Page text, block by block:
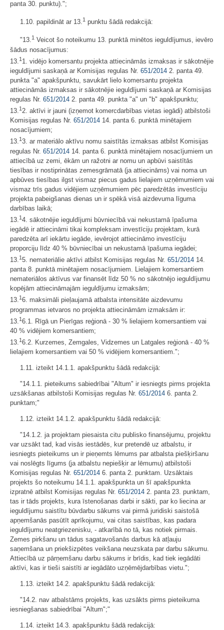
panta 30. punktu).";
1.10. papildināt ar 13.1 punktu šādā redakcijā:
"13.1 Veicot šo noteikumu 13. punktā minētos ieguldījumus, ievēro
šādus nosacījumus:
13. 1 1. vidējo komersantu projekta attiecināmās izmaksas ir sākotnējie
ieguldījumi saskaņā ar Komisijas regulas Nr. 651/2014 2. panta 49.
punkta "a" apakšpunktu, savukārt lielo komersantu projekta
attiecināmās izmaksas ir sākotnējie ieguldījumi saskaņā ar Komisijas
regulas Nr. 651/2014 2. panta 49. punkta "a" un "b" apakšpunktu;
13.12. aktīvi ir jauni (izņemot komercdarbības vietas iegādi) atbilstoši
Komisijas regulas Nr. 651/2014 14. panta 6. punktā minētajiem
nosacījumiem;
13.1 3. ar materiālo aktīvu nomu saistītās izmaksas atbilst Komisijas
regulas Nr. 651/2014 14. panta 6. punktā minētajiem nosacījumiem un
attiecībā uz zemi, ēkām un ražotni ar nomu un apbūvi saistītās
tiesības ir nostiprinātas zemesgrāmatā (ja attiecināms) vai noma un
apbūves tiesības ilgst vismaz piecus gadus lielajiem uzņēmumiem vai
vismaz trīs gadus vidējiem uzņēmumiem pēc paredzētās investīciju
projekta pabeigšanas dienas un ir spēkā visā aizdevuma līguma
darbības laikā;
13. 14. sākotnējie ieguldījumi būvniecībā vai nekustamā īpašuma
iegādē ir attiecināmi tikai kompleksam investīciju projektam, kurā
paredzēta arī iekārtu iegāde, ievērojot attiecināmo investīciju
proporciju līdz 40 % būvniecībai un nekustamā īpašuma iegādei;
13.15. nemateriālie aktīvi atbilst Komisijas regulas Nr. 651/2014 14.
panta 8. punktā minētajiem nosacījumiem. Lielajiem komersantiem
nemateriālos aktīvus var finansēt līdz 50 % no sākotnējo ieguldījumu
kopējām attiecināmajām ieguldījumu izmaksām;
13.1 6. maksimāli pieļaujamā atbalsta intensitāte aizdevumu
programmas ietvaros no projekta attiecināmām izmaksām ir:
13. 16.1. Rīgā un Pierīgas reģionā - 30 % lielajiem komersantiem vai
40 % vidējiem komersantiem;
13.16.2. Kurzemes, Zemgales, Vidzemes un Latgales reģionā - 40 %
lielajiem komersantiem vai 50 % vidējiem komersantiem.";
1.11. izteikt 14.1.1. apakšpunktu šādā redakcijā:
"14.1.1. pieteikums sabiedrībai "Altum" ir iesniegts pirms projekta
uzsākšanas atbilstoši Komisijas regulas Nr. 651/2014 6. panta 2.
punktam;"
1.12. izteikt 14.1.2. apakšpunktu šādā redakcijā:
"14.1.2. ja projektam piesaista citu publisko finansējumu, projektu
var uzsākt tad, kad visās iestādēs, kur pretendē uz atbalstu, ir
iesniegts pieteikums un ir pieņemts lēmums par atbalsta piešķiršanu
vai noslēgts līgums (ja atbalstu nepiešķir ar lēmumu) atbilstoši
Komisijas regulas Nr. 651/2014 6. panta 2. punktam. Uzsāktais
projekts šo noteikumu 14.1.1. apakšpunkta un šī apakšpunkta
izpratnē atbilst Komisijas regulas Nr. 651/2014 2. panta 23. punktam,
tas ir tāds projekts, kura īstenošanas darbi ir sākti, par ko liecina ar
ieguldījumu saistītu būvdarbu sākums vai pirmā juridiski saistošā
apņemšanās pasūtīt aprīkojumu, vai citas saistības, kas padara
ieguldījumu neatgriezenisku, - atkarībā no tā, kas notiek pirmais.
Zemes pirkšanu un tādus sagatavošanās darbus kā atļauju
saņemšana un priekšizpētes veikšana neuzskata par darbu sākumu.
Attiecībā uz pārņemšanu darbu sākums ir brīdis, kad tiek iegādāti
aktīvi, kas ir tieši saistīti ar iegādāto uzņēmējdarbības vietu.";
1.13. izteikt 14.2. apakšpunktu šādā redakcijā:
"14.2. nav atbalstāms projekts, kas uzsākts pirms pieteikuma
iesniegšanas sabiedrībai "Altum";"
1.14. izteikt 14.3. apakšpunktu šādā redakcijā: